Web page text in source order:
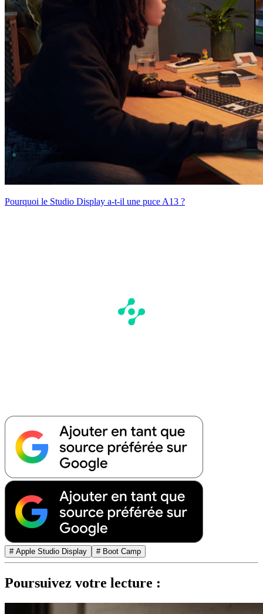
Pourquoi le Studio Display a-t-il une puce A13 ?
# Apple Studio Display # Boot Camp
Poursuivez votre lecture :